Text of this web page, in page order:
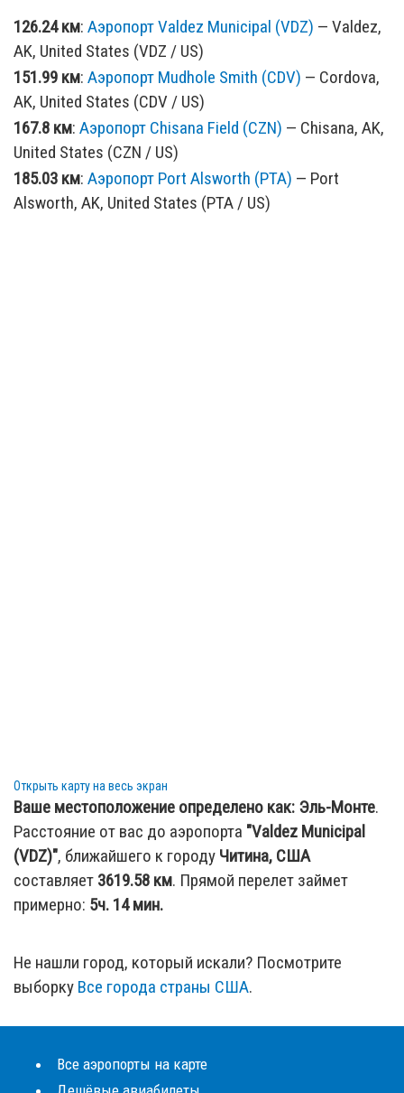
126.24 км: Аэропорт Valdez Municipal (VDZ) — Valdez,
AK, United States (VDZ / US)
151.99 км: Аэропорт Mudhole Smith (CDV) — Cordova,
AK, United States (CDV / US)
167.8 км: Аэропорт Chisana Field (CZN) — Chisana, AK,
United States (CZN / US)
185.03 км: Аэропорт Port Alsworth (PTA) — Port
Alsworth, AK, United States (PTA / US)
Открыть карту на весь экран
Ваше местоположение определено как: Эль-Монте.
Расстояние от вас до аэропорта "Valdez Municipal
(VDZ)", ближайшего к городу Читина, США
составляет 3619.58 км. Прямой перелет займет
примерно: 5ч. 14 мин.
Не нашли город, который искали? Посмотрите
выборку Все города страны США.
Все аэропорты на карте